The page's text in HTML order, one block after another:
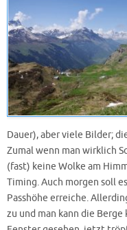
Dauer), aber viele Bilder;
Zumal wenn man wirklich
(fast) keine Wolke am
Timing. Auch morgen soll
Passhöhe erreiche.
zu und man kann die Berge